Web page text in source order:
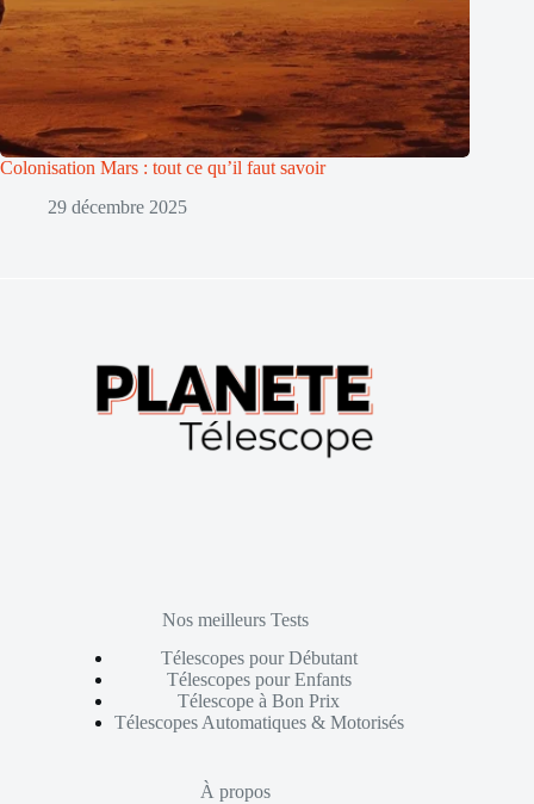
Colonisation Mars : tout ce qu’il faut savoir
29 décembre 2025
Nos meilleurs Tests
Télescopes pour Débutant
Télescopes pour Enfants
Télescope à Bon Prix
Télescopes Automatiques & Motorisés
À propos